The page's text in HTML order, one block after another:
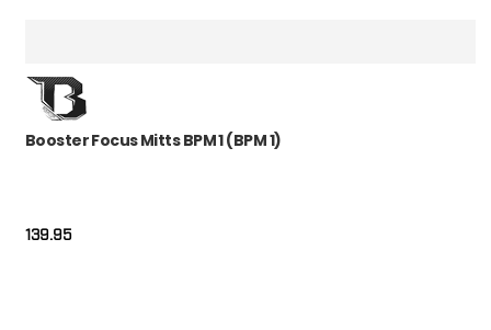
Booster Focus Mitts BPM 1 (BPM 1)
139.95